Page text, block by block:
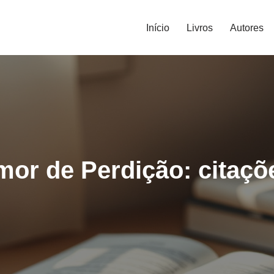
Início Livros Autores
de Perdição: